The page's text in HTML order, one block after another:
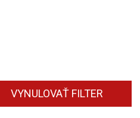
VYNULOVAŤ FILTER